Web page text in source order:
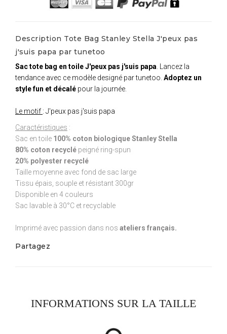
Description Tote Bag Stanley Stella J'peux pas
j'suis papa par tunetoo
Sac tote bag en toile J'peux pas j'suis papa. Lancez la
tendance avec ce modèle designé par tunetoo. Adoptez un
style fun et décalé pour la journée.
Le motif : J'peux pas j'suis papa
Caractéristiques :
Sac en toile 100% coton biologique Stanley Stella
80% coton recyclé peigné ring-spun
20% polyester recyclé
Taille moyenne avec fond de sac large
Tissu épais, souple et résistant 300gr
Disponible en 4 couleurs
Sac lavable à 30°C et recyclable
Imprimé avec passion dans nos ateliers français.
Partagez
INFORMATIONS SUR LA TAILLE